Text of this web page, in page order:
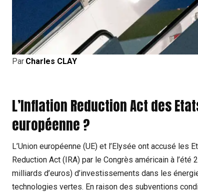
Par Charles CLAY
L’Inflation Reduction Act des
européenne ?
L’Union européenne (UE) et l’Elysée ont accusé les
Reduction Act (IRA) par le Congrès américain à
milliards d’euros) d’investissements dans les
technologies vertes. En raison des subventions